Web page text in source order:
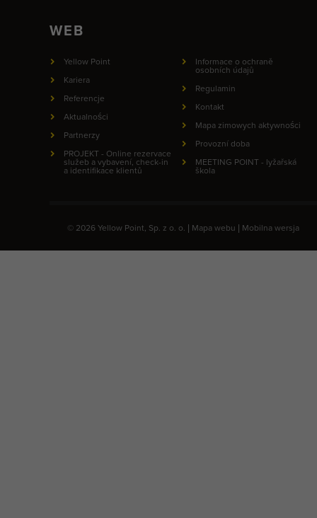
WEB
Yellow Point
Kariera
Referencje
Aktualności
Partnerzy
PROJEKT - Online rezervace
služeb a vybavení, check-in
a identifikace klientů
Informace o ochraně
osobních údajů
Regulamin
Kontakt
Mapa zimowych aktywności
Provozní doba
MEETING POINT - lyžařská
škola
© 2026 Yellow Point, Sp. z o. o. | Mapa webu Mobilna wersja